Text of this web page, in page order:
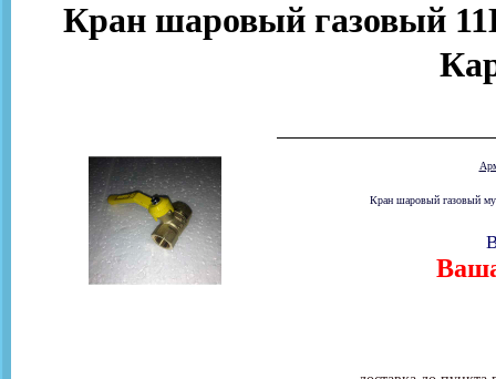
Кран шаровый газовый
Кран шаровый газовый